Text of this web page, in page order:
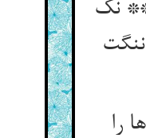
نک
را